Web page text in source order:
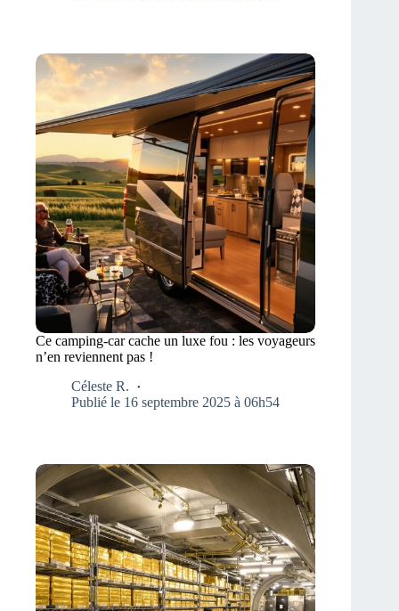
Ce camping-car cache un luxe fou : les voyageurs
n’en reviennent pas !
Céleste R.
Publié le 16 septembre 2025 à 06h54